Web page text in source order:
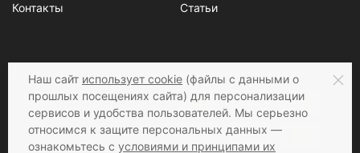
Контакты
Статьи
Соцсети Принимаем к оплате
Наш сайт использует cookie (файлы с данными о
прошлых посещениях сайта) для персонализации
сервисов и удобства пользователей. Мы серьезно
относимся к защите персональных данных —
ознакомьтесь с условиями и принципами их